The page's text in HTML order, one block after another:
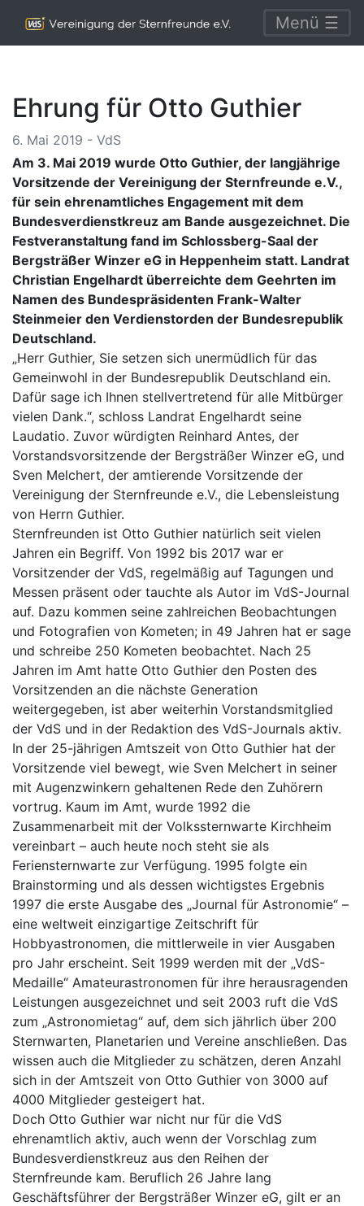
Menü ☰
Ehrung für Otto Guthier
6. Mai 2019 - VdS
Am 3. Mai 2019 wurde Otto Guthier, der langjährige
Vorsitzende der Vereinigung der Sternfreunde e.V.,
für sein ehrenamtliches Engagement mit dem
Bundesverdienstkreuz am Bande ausgezeichnet. Die
Festveranstaltung fand im Schlossberg-Saal der
Bergsträßer Winzer eG in Heppenheim statt. Landrat
Christian Engelhardt überreichte dem Geehrten im
Namen des Bundespräsidenten Frank-Walter
Steinmeier den Verdienstorden der Bundesrepublik
Deutschland.
„Herr Guthier, Sie setzen sich unermüdlich für das
Gemeinwohl in der Bundesrepublik Deutschland ein.
Dafür sage ich Ihnen stellvertretend für alle Mitbürger
vielen Dank.“, schloss Landrat Engelhardt seine
Laudatio. Zuvor würdigten Reinhard Antes, der
Vorstandsvorsitzende der Bergsträßer Winzer eG, und
Sven Melchert, der amtierende Vorsitzende der
Vereinigung der Sternfreunde e.V., die Lebensleistung
von Herrn Guthier.
Sternfreunden ist Otto Guthier natürlich seit vielen
Jahren ein Begriff. Von 1992 bis 2017 war er
Vorsitzender der VdS, regelmäßig auf Tagungen und
Messen präsent oder tauchte als Autor im VdS-Journal
auf. Dazu kommen seine zahlreichen Beobachtungen
und Fotografien von Kometen; in 49 Jahren hat er sage
und schreibe 250 Kometen beobachtet. Nach 25
Jahren im Amt hatte Otto Guthier den Posten des
Vorsitzenden an die nächste Generation
weitergegeben, ist aber weiterhin Vorstandsmitglied
der VdS und in der Redaktion des VdS-Journals aktiv.
In der 25-jährigen Amtszeit von Otto Guthier hat der
Vorsitzende viel bewegt, wie Sven Melchert in seiner
mit Augenzwinkern gehaltenen Rede den Zuhörern
vortrug. Kaum im Amt, wurde 1992 die
Zusammenarbeit mit der Volkssternwarte Kirchheim
vereinbart – auch heute noch steht sie als
Feriensternwarte zur Verfügung. 1995 folgte ein
Brainstorming und als dessen wichtigstes Ergebnis
1997 die erste Ausgabe des „Journal für Astronomie“ –
eine weltweit einzigartige Zeitschrift für
Hobbyastronomen, die mittlerweile in vier Ausgaben
pro Jahr erscheint. Seit 1999 werden mit der „VdS-
Medaille“ Amateurastronomen für ihre herausragenden
Leistungen ausgezeichnet und seit 2003 ruft die VdS
zum „Astronomietag“ auf, dem sich jährlich über 200
Sternwarten, Planetarien und Vereine anschließen. Das
wissen auch die Mitglieder zu schätzen, deren Anzahl
sich in der Amtszeit von Otto Guthier von 3000 auf
4000 Mitglieder gesteigert hat.
Doch Otto Guthier war nicht nur für die VdS
ehrenamtlich aktiv, auch wenn der Vorschlag zum
Bundesverdienstkreuz aus den Reihen der
Sternfreunde kam. Beruflich 26 Jahre lang
Geschäftsführer der Bergsträßer Winzer eG, gilt er an